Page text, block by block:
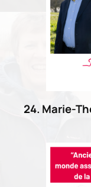
24. Marie-